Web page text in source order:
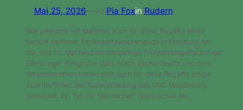
Mai 25, 2026—vonPia Foxin Rudern
Wie gewohnt hat Matthias auch für diese Regatta einen
Bericht verfasst: Ein Regattawochenende in Eilenburg Am
09. und 10. Mai fand die diesjährige Frühjahrsregatta auf der
Eilenburger Kiesgrube statt. Nach Zschornewitz und dem
Wesermarathon hatten sich auch für diese Regatta einige
Sportler*innen der Ruderabteilung des USC Magdeburg
gemeldet. Ein Teil der Mannschaft reiste schon am…